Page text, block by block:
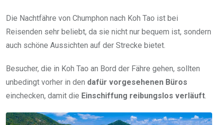
Die Nachtfähre von Chumphon nach Koh Tao ist bei
Reisenden sehr beliebt, da sie nicht nur bequem ist, sondern
auch schöne Aussichten auf der Strecke bietet.
Besucher, die in Koh Tao an Bord der Fähre gehen, sollten
unbedingt vorher in den dafür vorgesehenen Büros
einchecken, damit die Einschiffung reibungslos verläuft